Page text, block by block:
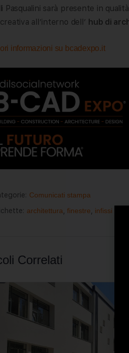
Pasqualini sarà presente in
all’interno dell’ hub di
informazioni su bcadexpo.it
Comunicati stampa
architettura finestre infissi in
Correlati